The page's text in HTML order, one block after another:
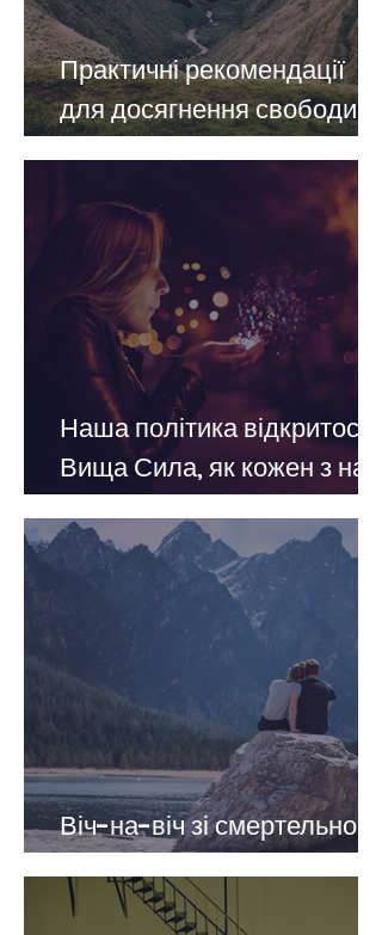
Практичні рекомендації
для досягнення свободи
від нікотину
Наша політика відкритості:
Вища Сила, як кожен з нас
розуміє її
Віч-на-віч зі смертельною
пристрастю